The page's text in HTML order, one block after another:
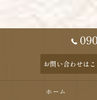
お問い合わせはこ
ホーム